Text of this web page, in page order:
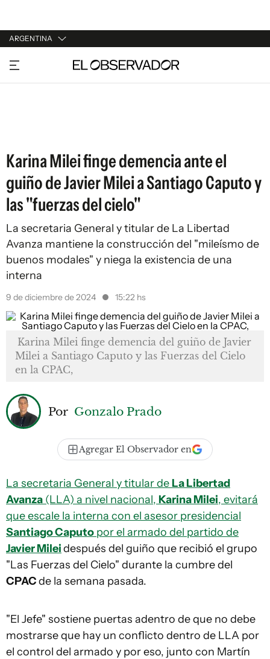
ARGENTINA
URUGUAY
ARGENTINA
Karina Milei finge demencia ante el
guiño de Javier Milei a Santiago Caputo y
las "fuerzas del cielo"
La secretaria General y titular de La Libertad
Avanza mantiene la construcción del "mileísmo de
buenos modales" y niega la existencia de una
interna
9 de diciembre de 2024 15:22 hs
Karina Milei finge demencia del guiño de Javier
Milei a Santiago Caputo y las Fuerzas del Cielo
en la CPAC,
Por Gonzalo Prado
Agregar El Observador en
La secretaria General y titular deLa Libertad
Avanza (LLA) a nivel nacional, Karina Milei, evitará
que escale la interna con el asesor presidencial
Santiago Caputo por el armado del partido de
Javier Mileidespués del guiño que recibió el grupo
"Las Fuerzas del Cielo" durante la cumbre del
CPACde la semana pasada.
"El Jefe" sostiene puertas adentro de que no debe
mostrarse que hay un conflicto dentro de LLA por
el control del armado y por eso, junto con Martín